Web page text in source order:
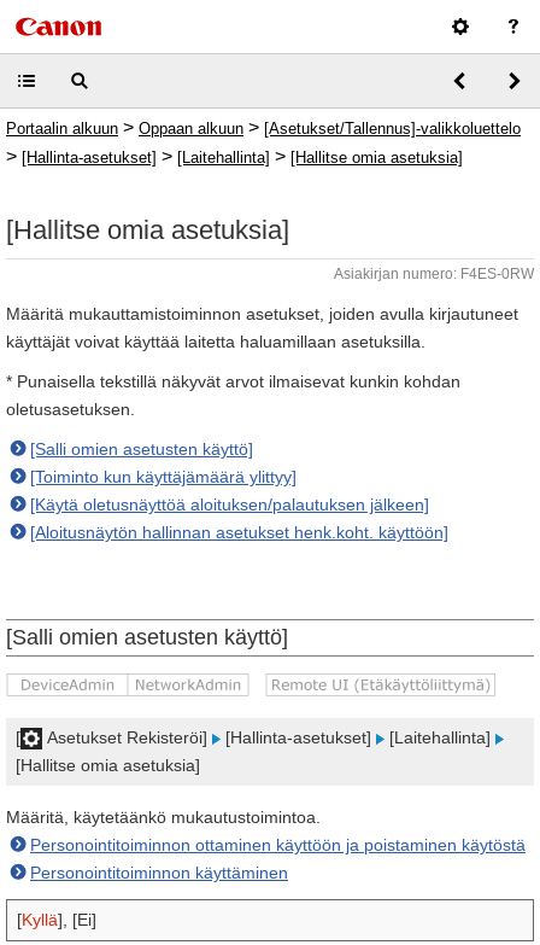
Portaalin alkuun > Oppaan alkuun > [Asetukset/Tallennus]-valikkoluettelo
> [Hallinta-asetukset] > [Laitehallinta] > [Hallitse omia asetuksia]
[Hallitse omia asetuksia]
Asiakirjan numero: F4ES-0RW
Määritä mukauttamistoiminnon asetukset, joiden avulla kirjautuneet
käyttäjät voivat käyttää laitetta haluamillaan asetuksilla.
* Punaisella tekstillä näkyvät arvot ilmaisevat kunkin kohdan
oletusasetuksen.
[Salli omien asetusten käyttö]
[Toiminto kun käyttäjämäärä ylittyy]
[Käytä oletusnäyttöä aloituksen/palautuksen jälkeen]
[Aloitusnäytön hallinnan asetukset henk.koht. käyttöön]
[Salli omien asetusten käyttö]
[ Asetukset Rekisteröi] [Hallinta-asetukset]
[Laitehallinta]
[Hallitse omia asetuksia]
Määritä, käytetäänkö mukautustoimintoa.
Personointitoiminnon ottaminen käyttöön ja poistaminen käytöstä
Personointitoiminnon käyttäminen
[Kyllä], [Ei]